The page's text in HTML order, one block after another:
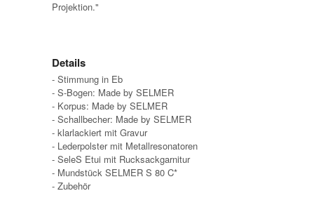
Projektion."
Details
- Stimmung in Eb
- S-Bogen: Made by SELMER
- Korpus: Made by SELMER
- Schallbecher: Made by SELMER
- klarlackiert mit Gravur
- Lederpolster mit Metallresonatoren
- SeleS Etui mit Rucksackgarnitur
- Mundstück SELMER S 80 C*
- Zubehör